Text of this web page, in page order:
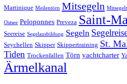
Martinique Meilentörn Mitsegeln
Ostsee Peloponnes Preveza Saint-
Seereise Segelausbildung Segeln
Seychellen Skipper Skippertraining St.
Tiden Trockenfallen Törn yachtcharter
Ärmelkanal